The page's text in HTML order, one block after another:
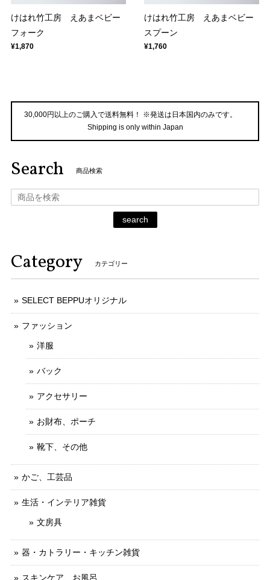
けはれ竹工房 えあまベビー
フォーク
¥1,870
けはれ竹工房 えあまベビー
スプーン
¥1,760
30,000円以上のご購入で送料無料！ ※発送は日本国内のみです。
Shipping is only within Japan
Search 商品検索
search
Category カテゴリー
SELECT BEPPUオリジナル
ファッション
洋服
バック
アクセサリー
お財布、ポーチ
靴下、その他
かご、工芸品
生活・インテリア雑貨
文房具
器・カトラリー・キッチン雑貨
スキンケア、お風呂